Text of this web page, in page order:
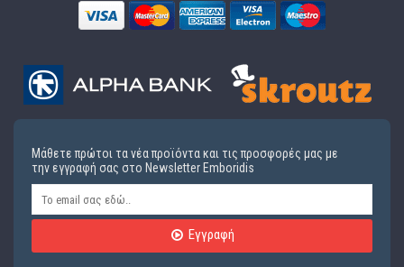
Μάθετε πρώτοι τα νέα προϊόντα και τις προσφορές μας με
την εγγραφή σας στο Newsletter Emboridis
Εγγραφή